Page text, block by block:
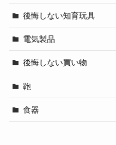
後悔しない知育玩具
電気製品
後悔しない買い物
鞄
食器